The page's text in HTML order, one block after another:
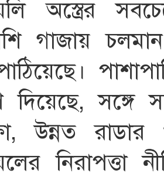
অস্ত্রের
গাজায়
দিয়েছে,
উন্নত
নিরাপত্তা